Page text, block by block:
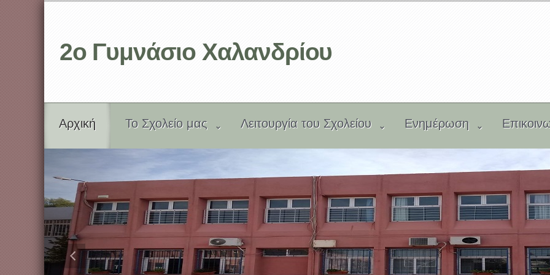
2ο Γυμνάσιο Χαλανδρίου
Aρχική Το Σχολείο μας Λειτουργία του Σχολείου Ενημέρωση